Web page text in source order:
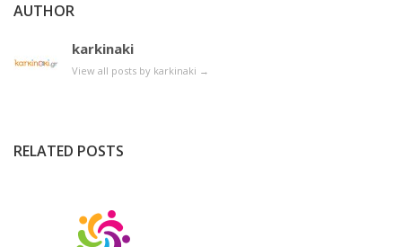
AUTHOR
karkinaki
View all posts by karkinaki →
RELATED POSTS